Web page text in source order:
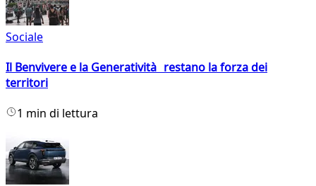
Sociale
Il Benvivere e la Generatività restano la forza dei
territori
1 min di lettura